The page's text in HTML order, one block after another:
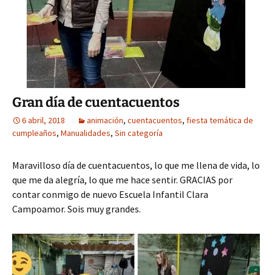
Gran día de cuentacuentos
6 abril, 2018 animación, cuentacuentos, fiesta temática de
cumpleaños, Manualidades, Sin categoría
Maravilloso día de cuentacuentos, lo que me llena de vida, lo
que me da alegría, lo que me hace sentir. GRACIAS por
contar conmigo de nuevo Escuela Infantil Clara
Campoamor. Sois muy grandes.